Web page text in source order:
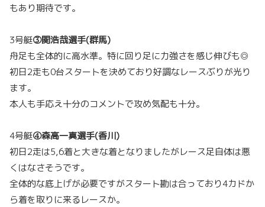
もあり期待です。
3号艇③関浩哉選手(群馬)
舟足も全体的に高水準。特に回り足に力強さを感じ伸びも◎
初日2走も0台スタートを決めており好調なレースぶりが光り
ます。
本人も手応え十分のコメントで攻め気配も十分。
4号艇④森高一真選手(香川)
初日2走は5,6着と大きな着となりましたがレース足自体は悪
くはなさそうです。
全体的な底上げが必要ですがスタート勘は合っており4カドか
ら着を取りに来るレースか。